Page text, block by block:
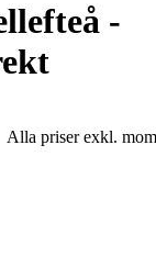
-
Alla priser exkl.